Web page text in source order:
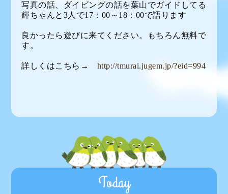
写真の話、ダイビングの話を葉山でガイドしてる
輝ちゃんと3人で17：00～18：00で語ります
良かったら遊びに来てください。もちろん無料で
す。
詳しくはこちら→ http://tmurai.jugem.jp/?eid=994
Today